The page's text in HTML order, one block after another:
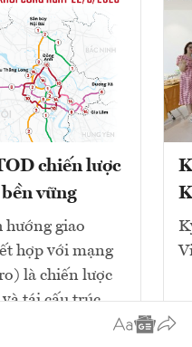
chiến lược
vững
hướng giao
hợp với mạng
là chiến lược
tái cấu trúc